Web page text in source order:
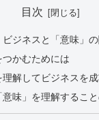
目次
ジネスと「意味」
かむためには
理解してビジネスを
意味」を理解するこ